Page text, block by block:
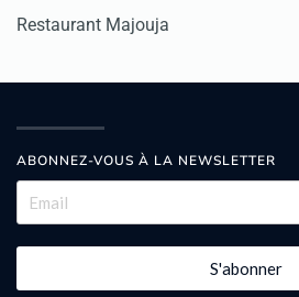
Restaurant Majouja
ABONNEZ-VOUS À LA NEWSLETTER
S'abonner